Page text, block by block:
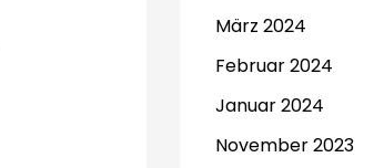
März 2024
Februar 2024
Januar 2024
November 2023